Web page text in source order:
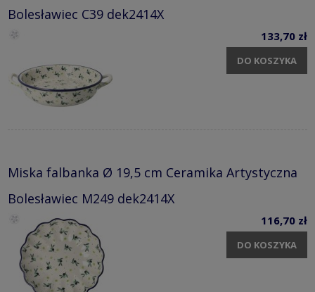
Bolesławiec C39 dek2414X
133,70 zł
DO KOSZYKA
Miska falbanka Ø 19,5 cm Ceramika Artystyczna
Bolesławiec M249 dek2414X
116,70 zł
DO KOSZYKA